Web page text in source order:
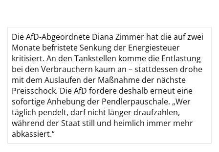
Die AfD-Abgeordnete Diana Zimmer hat die auf zwei
Monate befristete Senkung der Energiesteuer
kritisiert. An den Tankstellen komme die Entlastung
bei den Verbrauchern kaum an – stattdessen drohe
mit dem Auslaufen der Maßnahme der nächste
Preisschock. Die AfD fordere deshalb erneut eine
sofortige Anhebung der Pendlerpauschale. „Wer
täglich pendelt, darf nicht länger draufzahlen,
während der Staat still und heimlich immer mehr
abkassiert.“